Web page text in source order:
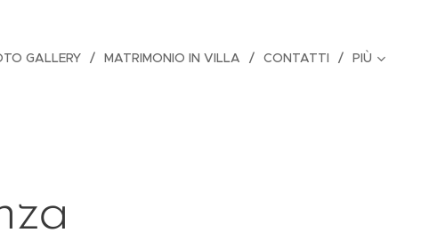
GALLERY MATRIMONIO IN VILLA CONTATTI PIÙ